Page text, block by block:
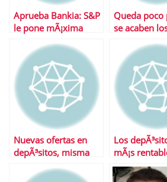
Aprueba Bankia: S&P
le pone mÃ¡xima
cÃ©dulas
hipotecarias
Queda poco
se acaben
Nuevas ofertas en
depÃ³sitos, misma
Los
mÃ¡s